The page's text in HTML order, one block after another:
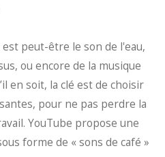
peut-être le son de l'eau,
ou encore de la musique
en soit, la clé est de choisir
pour ne pas perdre la
YouTube propose une
forme de « sons de café »